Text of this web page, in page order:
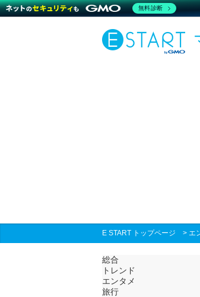
E START トップページ > エ
総合
トレンド
エンタメ
旅行
無料診断